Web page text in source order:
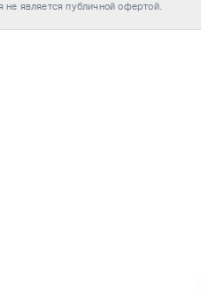
является публичной офертой.